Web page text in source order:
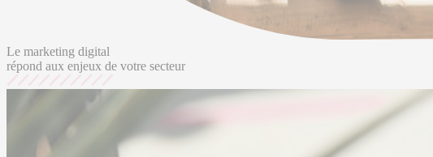
Le marketing digital
répond aux enjeux de votre secteur